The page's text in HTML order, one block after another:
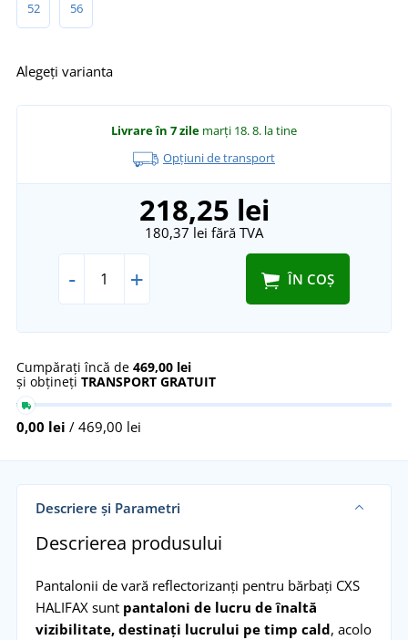
52 56
Alegeți varianta
Livrare în 7 zile marți 18. 8. la tine
Opțiuni de transport
218,25 lei
180,37 lei fără TVA
- + ÎN COȘ
Cumpărați încă de 469,00 lei
și obțineți TRANSPORT GRATUIT
0,00 lei / 469,00 lei
Descriere și Parametri
Descrierea produsului
Pantalonii de vară reflectorizanți pentru bărbați CXS
HALIFAX sunt pantaloni de lucru de înaltă
vizibilitate, destinați lucrului pe timp cald, acolo